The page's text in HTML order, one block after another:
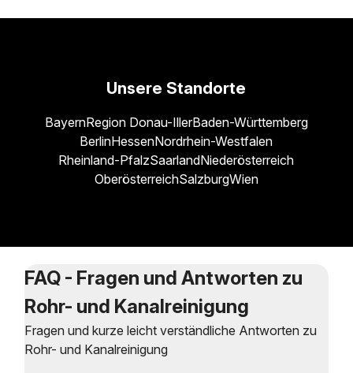
Unsere Standorte
BayernRegion Donau-IllerBaden-Württemberg
BerlinHessenNordrhein-Westfalen
Rheinland-PfalzSaarlandNiederösterreich
OberösterreichSalzburgWien
FAQ - Fragen und Antworten zu
Rohr- und Kanalreinigung
Fragen und kurze leicht verständliche Antworten zu
Rohr- und Kanalreinigung